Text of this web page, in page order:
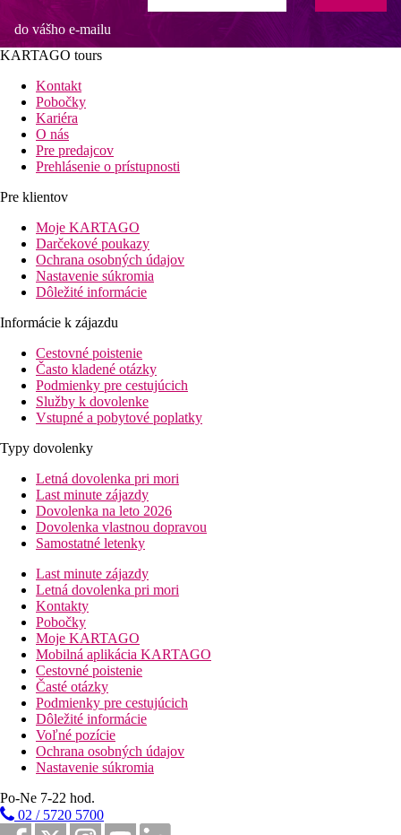
do vášho e-mailu
KARTAGO tours
Kontakt
Pobočky
Kariéra
O nás
Pre predajcov
Prehlásenie o prístupnosti
Pre klientov
Moje KARTAGO
Darčekové poukazy
Ochrana osobných údajov
Nastavenie súkromia
Dôležité informácie
Informácie k zájazdu
Cestovné poistenie
Často kladené otázky
Podmienky pre cestujúcich
Služby k dovolenke
Vstupné a pobytové poplatky
Typy dovolenky
Letná dovolenka pri mori
Last minute zájazdy
Dovolenka na leto 2026
Dovolenka vlastnou dopravou
Samostatné letenky
Last minute zájazdy
Letná dovolenka pri mori
Kontakty
Pobočky
Moje KARTAGO
Mobilná aplikácia KARTAGO
Cestovné poistenie
Časté otázky
Podmienky pre cestujúcich
Dôležité informácie
Voľné pozície
Ochrana osobných údajov
Nastavenie súkromia
Po-Ne 7-22 hod.
02 / 5720 5700